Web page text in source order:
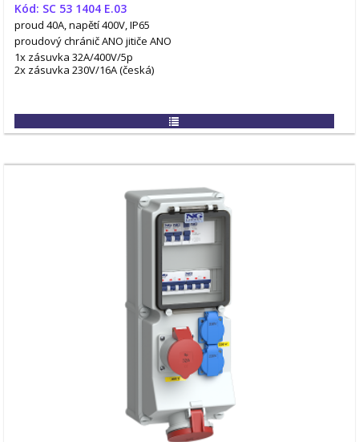
Kód: SC 53 1404 E.03
proud 40A, napětí 400V, IP65
proudový chránič ANO jitiče ANO
1x zásuvka 32A/400V/5p
2x zásuvka 230V/16A (česká)